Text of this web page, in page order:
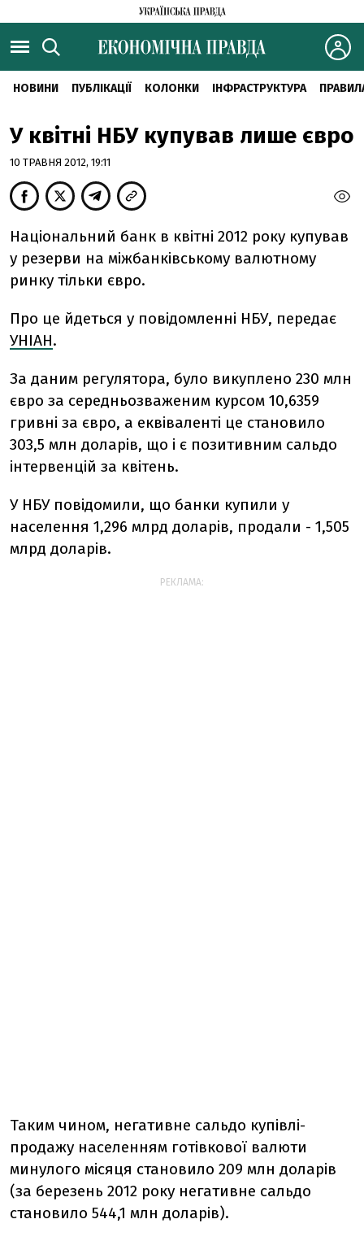
НОВИНИ ПУБЛІКАЦІЇ КОЛОНКИ ІНФРАСТРУКТУРА
У квітні НБУ купував лише євро
10 ТРАВНЯ 2012, 19:11
Національний банк в квітні 2012 року купував
у резерви на міжбанківському валютному
ринку тільки євро.
Про це йдеться у повідомленні НБУ, передає
УНІАН.
За даним регулятора, було викуплено 230 млн
євро за середньозваженим курсом 10,6359
гривні за євро, а еквіваленті це становило
303,5 млн доларів, що і є позитивним сальдо
інтервенцій за квітень.
У НБУ повідомили, що банки купили у
населення 1,296 млрд доларів, продали - 1,505
млрд доларів.
РЕКЛАМА:
Таким чином, негативне сальдо купівлі-
продажу населенням готівкової валюти
минулого місяця становило 209 млн доларів
(за березень 2012 року негативне сальдо
становило 544,1 млн доларів).